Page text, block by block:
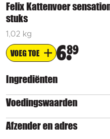
Felix Kattenvoer
stuks
1,02 kg
VOEG TOE 689
Ingrediënten
Voedingswaarden
Afzender en adres